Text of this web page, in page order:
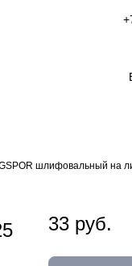
шлифовальный на
33 руб.